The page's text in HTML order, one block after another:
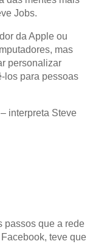
Jobs.
da Apple ou
mas
personalizar
los para pessoas
– interpreta Steve
passos que a rede
teve que